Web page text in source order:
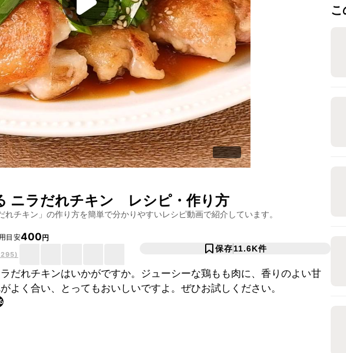
ニラだれチキン レシピ・作り方
れチキン 」の作り方を簡単で分かりやすいレシピ動画で紹介しています。
目安400円
295)
保存11.6K件
だれチキンはいかがですか。ジューシーな鶏もも肉に、香りのよい甘
よく合い、とってもおいしいですよ。ぜひお試しください。